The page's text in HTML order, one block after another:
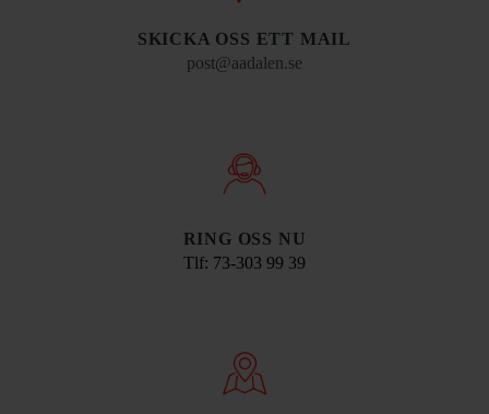
SKICKA OSS ETT MAIL
post@aadalen.se
RING OSS NU
Tlf: 73-303 99 39